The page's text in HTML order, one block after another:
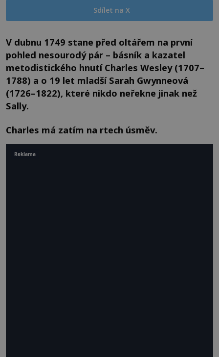
Sdílet na X
V dubnu 1749 stane před oltářem na první
pohled nesourodý pár – básník a kazatel
metodistického hnutí Charles Wesley (1707–
1788) a o 19 let mladší Sarah Gwynneová
(1726–1822), které nikdo neřekne jinak než
Sally.
Charles má zatím na rtech úsměv.
Reklama